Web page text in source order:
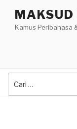
contentKamus Peribahasa